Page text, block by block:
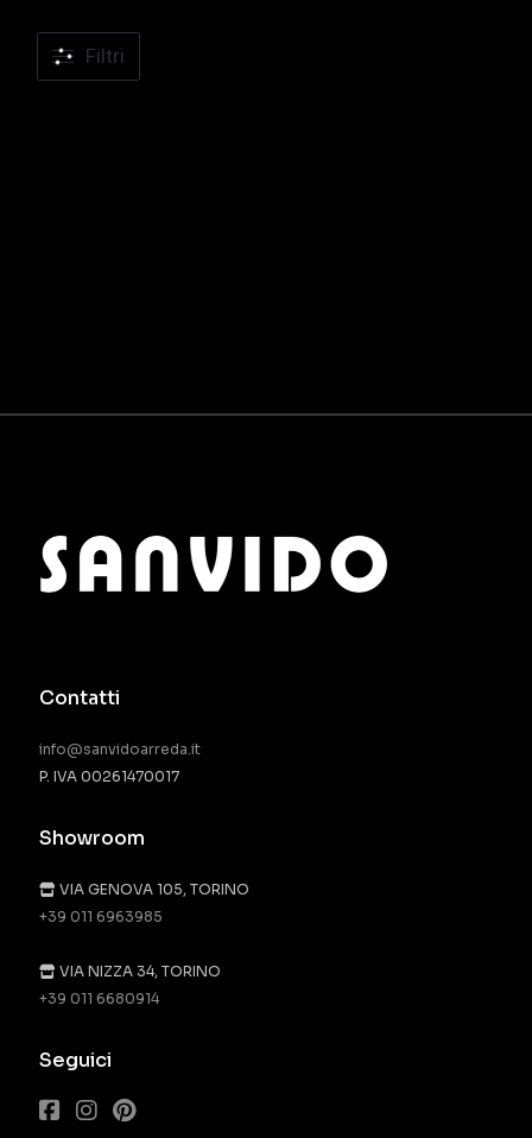
Filtri
Contatti
info@sanvidoarreda.it
P. IVA 00261470017
Showroom
VIA GENOVA 105, TORINO
+39 011 6963985
VIA NIZZA 34, TORINO
+39 011 6680914
Seguici